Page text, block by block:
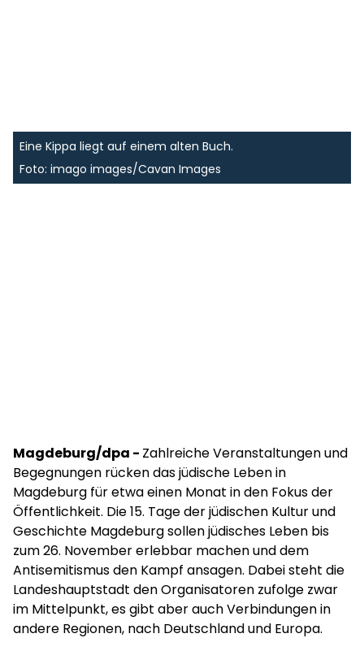
Eine Kippa liegt auf einem alten Buch.
Foto: imago images/Cavan Images
Magdeburg/dpa - Zahlreiche Veranstaltungen und
Begegnungen rücken das jüdische Leben in
Magdeburg für etwa einen Monat in den Fokus der
Öffentlichkeit. Die 15. Tage der jüdischen Kultur und
Geschichte Magdeburg sollen jüdisches Leben bis
zum 26. November erlebbar machen und dem
Antisemitismus den Kampf ansagen. Dabei steht die
Landeshauptstadt den Organisatoren zufolge zwar
im Mittelpunkt, es gibt aber auch Verbindungen in
andere Regionen, nach Deutschland und Europa.